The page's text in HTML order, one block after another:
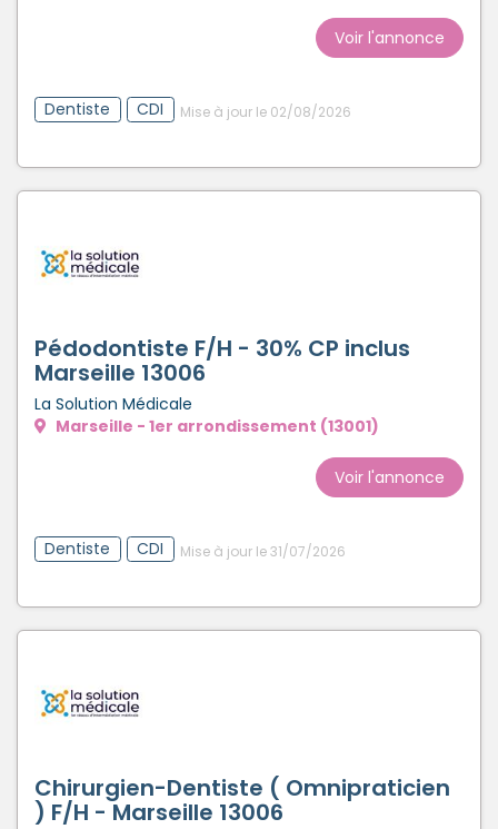
Voir l'annonce
Dentiste CDI Mise à jour le 02/08/2026
Pédodontiste F/H - 30% CP inclus
Marseille 13006
La Solution Médicale
Marseille - 1er arrondissement (13001)
Voir l'annonce
Dentiste CDI Mise à jour le 31/07/2026
Chirurgien-Dentiste ( Omnipraticien
) F/H - Marseille 13006